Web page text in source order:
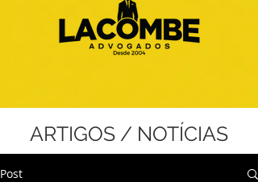
ARTIGOS / NOTÍCIAS
Post